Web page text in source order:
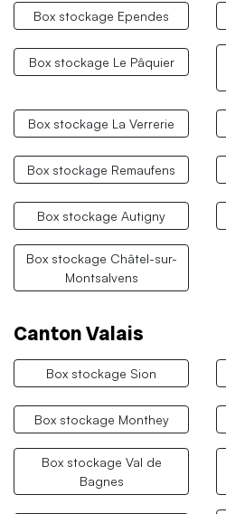
Box stockage Ependes
Box stockage Le Pâquier
Box stockage La Verrerie
Box stockage Remaufens
Box stockage Autigny
Box stockage Châtel-sur-
Montsalvens
Canton Valais
Box stockage Sion
Box stockage Monthey
Box stockage Val de
Bagnes